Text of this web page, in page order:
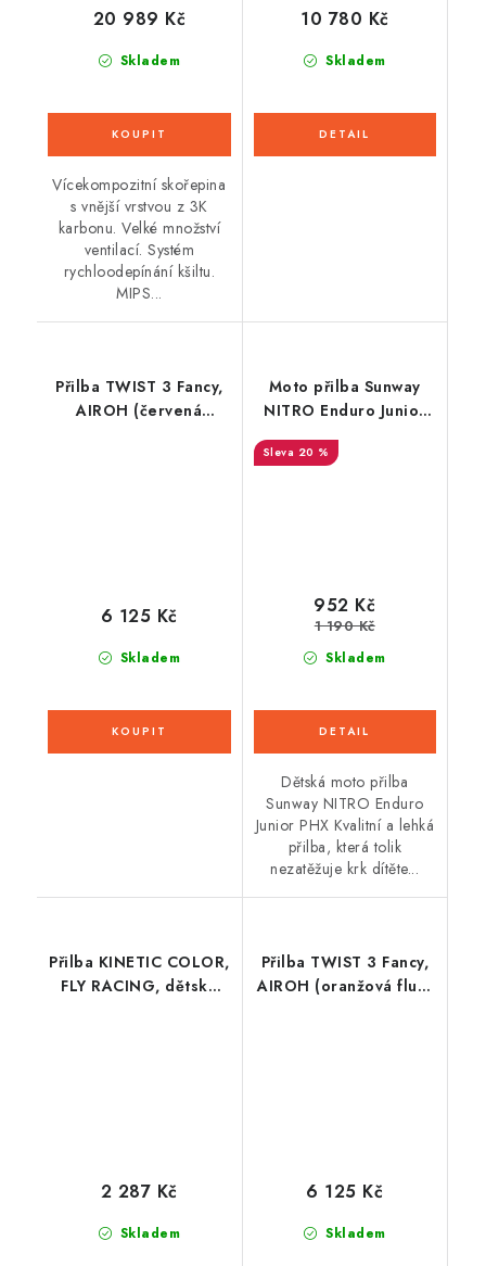
Skladem
20 989 Kč
Vícekompozitní skořepina
s vnější vrstvou z 3K
karbonu. Velké množství
ventilací. Systém
rychloodepínání kšiltu.
MIPS...
Skladem
10 780 Kč
Přilba TWIST 3 Fancy,
AIROH (červená
Skladem
6 125 Kč
Moto přilba Sunway
NITRO Enduro Junior
PHX - červená
20 %
Skladem
952 Kč
1 190 Kč
Dětská moto přilba
Sunway NITRO Enduro
Junior PHX Kvalitní a lehká
přilba, která tolik
nezatěžuje krk dítěte...
Přilba KINETIC COLOR,
FLY RACING, dětská
Skladem
2 287 Kč
Přilba TWIST 3 Fancy,
AIROH (oranžová fluo-
Skladem
6 125 Kč